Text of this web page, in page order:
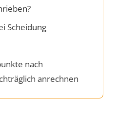
Scheidung
nach
anrechnen